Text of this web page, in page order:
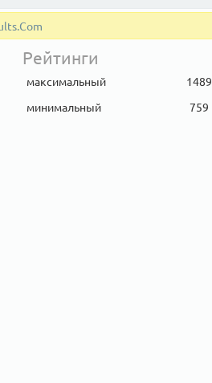
Рейтинги
максимальный
1489
минимальный
759